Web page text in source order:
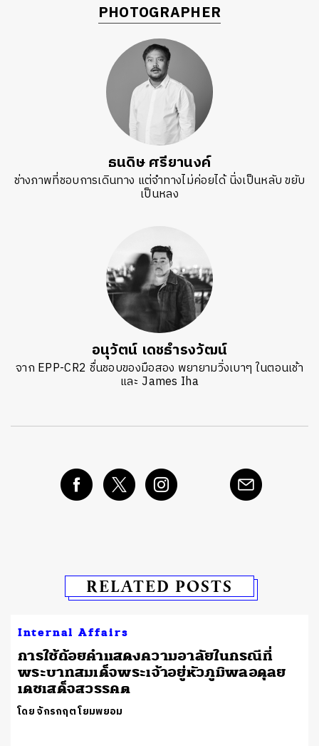
PHOTOGRAPHER
ธนดิษ​ ศรี​ยา​นงค์​
ช่างภาพที่ชอบการเดินทาง แต่จำทางไม่ค่อยได้ นิ่งเป็นหลับ ขยับ
เป็นหลง
อนุวัตน์ เดชธำรงวัฒน์
จาก EPP-CR2 ชื่นชอบของมือสอง พยายามวิ่งเบาๆ ในตอนเช้า
และ James Iha
RELATED POSTS
Internal Affairs
การใช้ถ้อยคำแสดงความอาลัยในกรณีที่
พระบาทสมเด็จพระเจ้าอยู่หัวภูมิพลอดุลย
เดชเสด็จสวรรคต
โดย จักรกฤต โยมพยอม